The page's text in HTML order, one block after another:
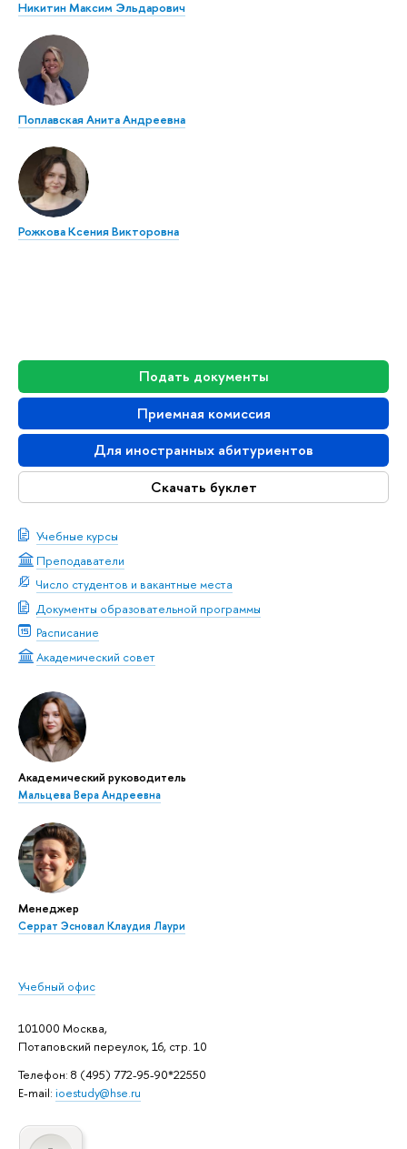
Подать документы
Приемная комиссия
Для иностранных абитуриентов
Скачать буклет
Учебные курсы
Преподаватели
Число студентов и вакантные места
Документы образовательной программы
Расписание
Академический совет
Академический руководитель
Мальцева Вера Андреевна
Менеджер
Серрат Эсновал Клаудия Лаури
Учебный офис
101000 Москва,
Потаповский переулок, 16, стр. 10
Телефон: 8 (495) 772-95-90*22550
E-mail: ioestudy@hse.ru
Никитин Максим Эльдарович
Поплавская Анита Андреевна
Рожкова Ксения Викторовна